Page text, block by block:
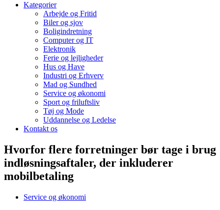
Kategorier
Arbejde og Fritid
Biler og sjov
Boligindretning
Computer og IT
Elektronik
Ferie og lejligheder
Hus og Have
Industri og Erhverv
Mad og Sundhed
Service og økonomi
Sport og friluftsliv
Tøj og Mode
Uddannelse og Ledelse
Kontakt os
Hvorfor flere forretninger bør tage i brug
indløsningsaftaler, der inkluderer
mobilbetaling
Service og økonomi